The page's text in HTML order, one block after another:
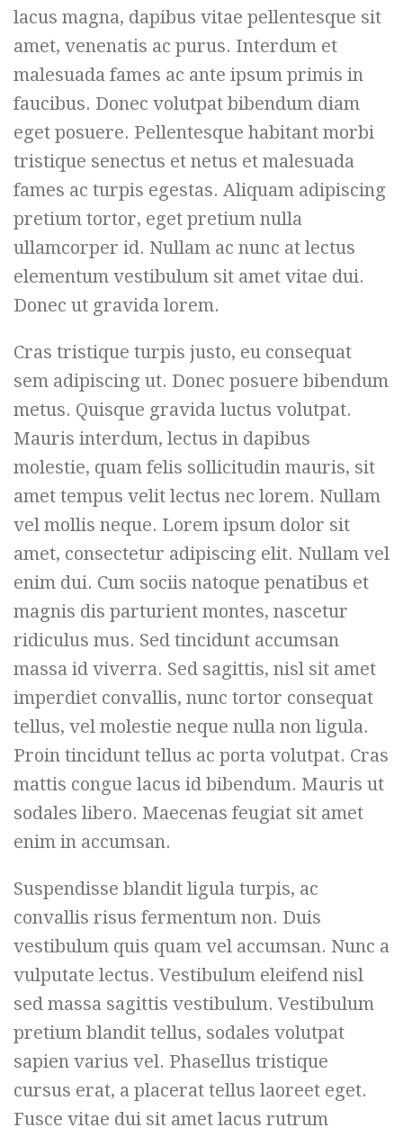
lacus magna, dapibus vitae pellentesque sit
amet, venenatis ac purus. Interdum et
malesuada fames ac ante ipsum primis in
faucibus. Donec volutpat bibendum diam
eget posuere. Pellentesque habitant morbi
tristique senectus et netus et malesuada
fames ac turpis egestas. Aliquam adipiscing
pretium tortor, eget pretium nulla
ullamcorper id. Nullam ac nunc at lectus
elementum vestibulum sit amet vitae dui.
Donec ut gravida lorem.
Cras tristique turpis justo, eu consequat
sem adipiscing ut. Donec posuere bibendum
metus. Quisque gravida luctus volutpat.
Mauris interdum, lectus in dapibus
molestie, quam felis sollicitudin mauris, sit
amet tempus velit lectus nec lorem. Nullam
vel mollis neque. Lorem ipsum dolor sit
amet, consectetur adipiscing elit. Nullam vel
enim dui. Cum sociis natoque penatibus et
magnis dis parturient montes, nascetur
ridiculus mus. Sed tincidunt accumsan
massa id viverra. Sed sagittis, nisl sit amet
imperdiet convallis, nunc tortor consequat
tellus, vel molestie neque nulla non ligula.
Proin tincidunt tellus ac porta volutpat. Cras
mattis congue lacus id bibendum. Mauris ut
sodales libero. Maecenas feugiat sit amet
enim in accumsan.
Suspendisse blandit ligula turpis, ac
convallis risus fermentum non. Duis
vestibulum quis quam vel accumsan. Nunc a
vulputate lectus. Vestibulum eleifend nisl
sed massa sagittis vestibulum. Vestibulum
pretium blandit tellus, sodales volutpat
sapien varius vel. Phasellus tristique
cursus erat, a placerat tellus laoreet eget.
Fusce vitae dui sit amet lacus rutrum